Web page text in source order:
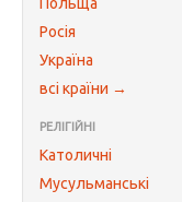
Росія
Україна
всі країни →
РЕЛІГІЙНІ
Католичні
Мусульманські